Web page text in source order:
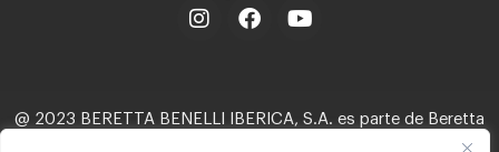
@ 2023 BERETTA BENELLI IBERICA, S.A. es parte de Beretta